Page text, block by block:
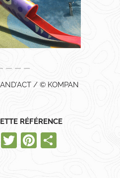
/ © KOMPAN
RÉFÉRENCE
Facebook
TwitterPinterest